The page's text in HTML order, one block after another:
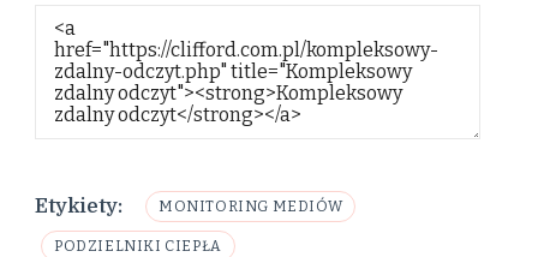
Etykiety: MONITORING MEDIÓW
PODZIELNIKI CIEPŁA